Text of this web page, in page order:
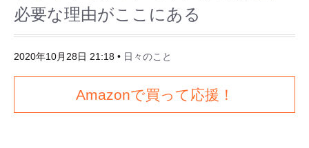
必要な理由がここにある
2020年10月28日 21:18 • 日々のこと
Amazonで買って応援！